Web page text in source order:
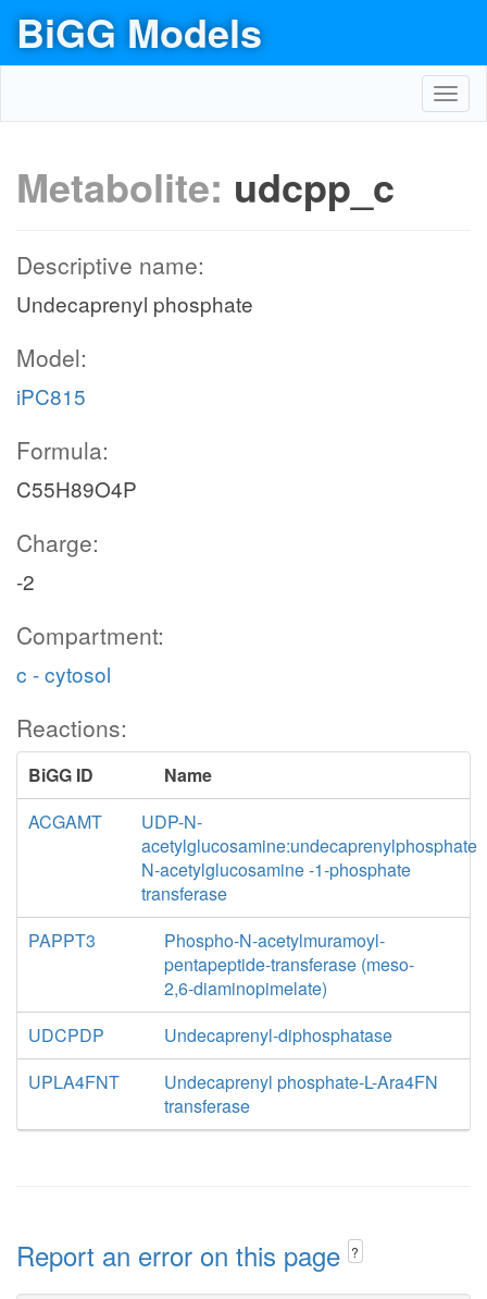
BiGG Models
Metabolite: udcpp_c
Descriptive name:
Undecaprenyl phosphate
Model:
iPC815
Formula:
C55H89O4P
Charge:
-2
Compartment:
c - cytosol
Reactions:
BiGG ID
Name
ACGAMT
UDP-N-
acetylglucosamine:undecaprenylphosphate
N-acetylglucosamine -1-phosphate
transferase
PAPPT3
Phospho-N-acetylmuramoyl-
pentapeptide-transferase (meso-
2,6-diaminopimelate)
UDCPDP
Undecaprenyl-diphosphatase
UPLA4FNT
Undecaprenyl phosphate-L-Ara4FN
transferase
Report an error on this page ?